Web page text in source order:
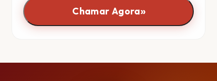
Chamar Agora»